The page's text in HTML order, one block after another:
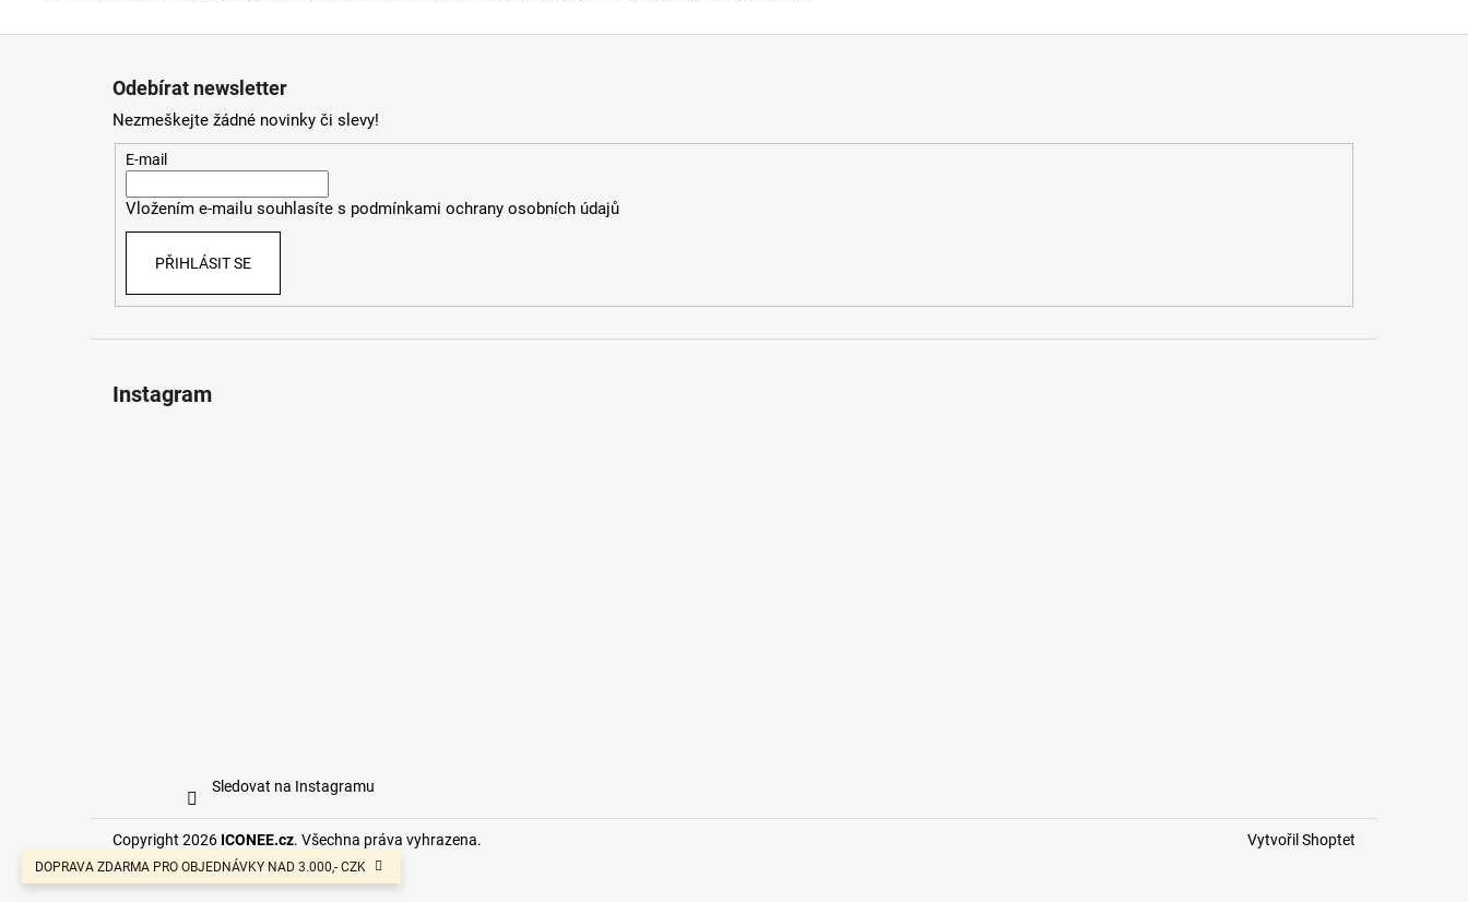
DOPRAVA ZDARMA PRO OBJEDNÁVKY NAD 3.000,- CZK
Odebírat newsletter
Nezmeškejte žádné novinky či slevy!
E-mail
Vložením e-mailu souhlasíte s podmínkami ochrany osobních údajů
PŘIHLÁSIT SE
Instagram
Sledovat na Instagramu
Vytvořil Shoptet
Copyright 2026 ICONEE.cz. Všechna práva vyhrazena.